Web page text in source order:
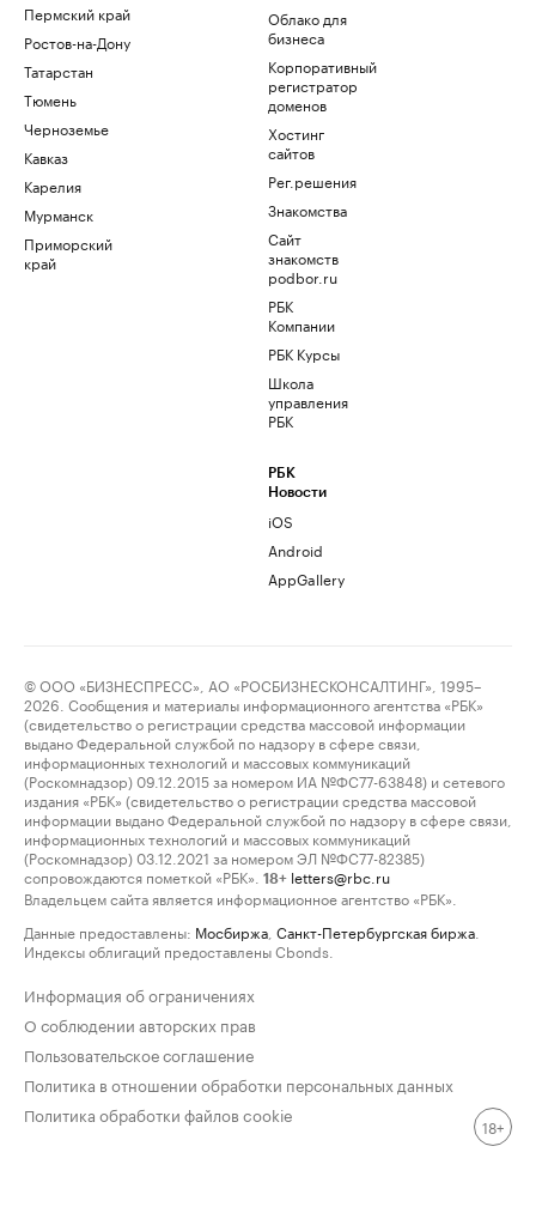
Пермский край
Ростов-на-Дону
Татарстан
Тюмень
Черноземье
Кавказ
Карелия
Мурманск
Приморский
край
Облако для
бизнеса
Корпоративный
регистратор
доменов
Хостинг
сайтов
Рег.решения
Знакомства
Сайт
знакомств
podbor.ru
РБК
Компании
РБК Курсы
Школа
управления
РБК
РБК
Новости
iOS
Android
AppGallery
© ООО «БИЗНЕСПРЕСС», АО «РОСБИЗНЕСКОНСАЛТИНГ», 1995–
2026. Сообщения и материалы информационного агентства «РБК»
(свидетельство о регистрации средства массовой информации
выдано Федеральной службой по надзору в сфере связи,
информационных технологий и массовых коммуникаций
(Роскомнадзор) 09.12.2015 за номером ИА №ФС77-63848) и сетевого
издания «РБК» (свидетельство о регистрации средства массовой
информации выдано Федеральной службой по надзору в сфере связи,
информационных технологий и массовых коммуникаций
(Роскомнадзор) 03.12.2021 за номером ЭЛ №ФС77-82385)
сопровождаются пометкой «РБК».
18+ letters@rbc.ru
Владельцем сайта является информационное агентство «РБК».
Данные предоставлены: Мосбиржа Санкт-Петербургская биржа
Индексы облигаций предоставлены Cbonds.
Информация об ограничениях
О соблюдении авторских прав
Пользовательское соглашение
Политика в отношении обработки персональных данных
Политика обработки файлов cookie
18+